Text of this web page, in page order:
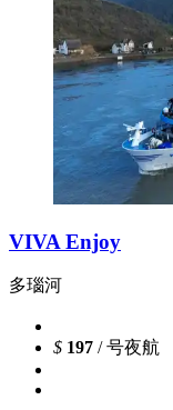
VIVA Enjoy
多瑙河
$ 197 / 号夜航